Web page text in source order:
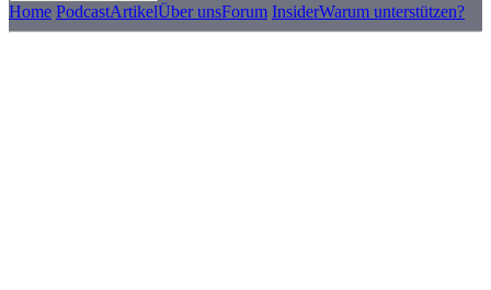
Home PodcastArtikelÜber unsForum InsiderWarum unterstützen?